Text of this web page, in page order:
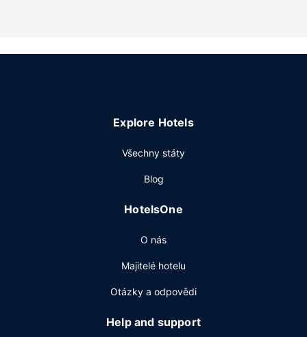
zakoupit také v kavárně. Chcete-li si vychutnat svůj
bazénu nebo 2 bary / salonky.
automat. Přímo v areálu je hostům k dispozici samostatné
Explore Hotels
Všechny státy
Blog
HotelsOne
O nás
Majitelé hotelu
Otázky a odpovědi
Help and support